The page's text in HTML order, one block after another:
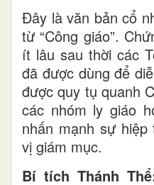
Đây là văn bản cổ
từ “Công giáo”.
ít lâu sau thời các
đã được dùng để
được quy tụ quanh
các nhóm ly giáo
nhấn mạnh sự
vị giám mục.
Bí tích Thánh